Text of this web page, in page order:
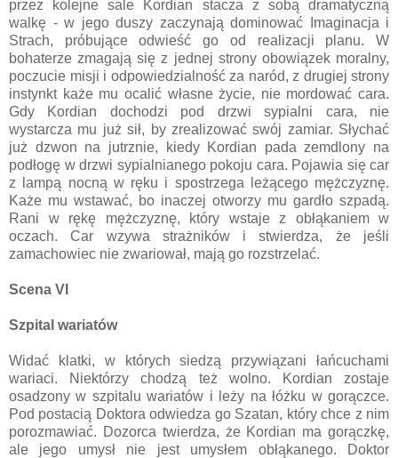
przez kolejne sale Kordian stacza z sobą dramatyczną
walkę - w jego duszy zaczynają dominować Imaginacja i
Strach, próbujące odwieść go od realizacji planu. W
bohaterze zmagają się z jednej strony obowiązek moralny,
poczucie misji i odpowiedzialność za naród, z drugiej strony
instynkt każe mu ocalić własne życie, nie mordować cara.
Gdy Kordian dochodzi pod drzwi sypialni cara, nie
wystarcza mu już sił, by zrealizować swój zamiar. Słychać
już dzwon na jutrznie, kiedy Kordian pada zemdlony na
podłogę w drzwi sypialnianego pokoju cara. Pojawia się car
z lampą nocną w ręku i spostrzega leżącego mężczyznę.
Każe mu wstawać, bo inaczej otworzy mu gardło szpadą.
Rani w rękę mężczyznę, który wstaje z obłąkaniem w
oczach. Car wzywa strażników i stwierdza, że jeśli
zamachowiec nie zwariował, mają go rozstrzelać.
Scena VI
Szpital wariatów
Widać klatki, w których siedzą przywiązani łańcuchami
wariaci. Niektórzy chodzą też wolno. Kordian zostaje
osadzony w szpitalu wariatów i leży na łóżku w gorączce.
Pod postacią Doktora odwiedza go Szatan, który chce z nim
porozmawiać. Dozorca twierdza, że Kordian ma gorączkę,
ale jego umysł nie jest umysłem obłąkanego. Doktor